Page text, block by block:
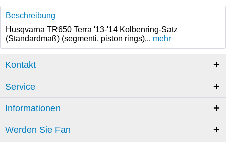
Beschreibung
Husqvarna TR650 Terra '13-'14 Kolbenring-Satz
(Standardmaß) (segmenti, piston rings)... mehr
Kontakt
Service
Informationen
Werden Sie Fan